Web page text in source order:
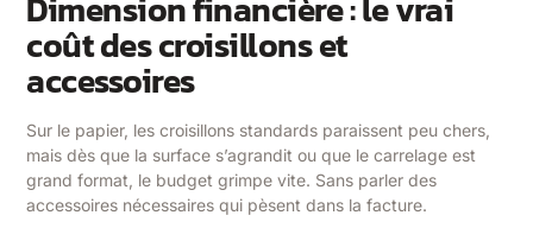
coût des croisillons et
accessoires
Sur le papier, les croisillons standards paraissent peu chers,
mais dès que la surface s’agrandit ou que le carrelage est
grand format, le budget grimpe vite. Sans parler des
accessoires nécessaires qui pèsent dans la facture.